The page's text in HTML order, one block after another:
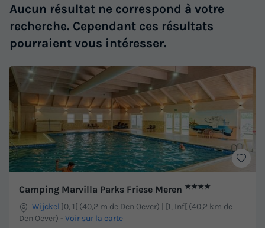
Aucun résultat ne correspond à votre
recherche. Cependant ces résultats
pourraient vous intéresser.
Camping Marvilla Parks Friese Meren ★★★★
Wijckel ]0, 1[ (40,2 m de Den Oever) | [1, Inf[ (40,2 km de
Den Oever) - Voir sur la carte